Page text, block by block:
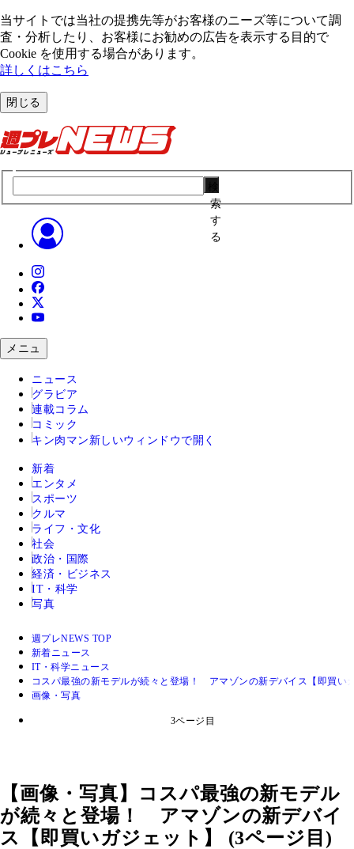
当サイトでは当社の提携先等がお客様のニーズ等について調
査・分析したり、お客様にお勧めの広告を表⽰する⽬的で
Cookie を使⽤する場合があります。
詳しくはこちら
閉じる
索
す
る
メニュ
ニュース
グラビア
連載コラム
コミック
キン肉マン 新しいウィンドウで開く
新着
エンタメ
スポーツ
クルマ
ライフ・文化
社会
政治・国際
経済・ビジネス
IT・科学
写真
週プレNEWS TOP
新着ニュース
IT・科学ニュース
コスパ最強の新モデルが続々と登場！ アマゾンの新デバイス【即買い
画像・写真
3ページ目
【画像・写真】コスパ最強の新モデル
が続々と登場！ アマゾンの新デバイ
ス【即買いガジェット】 (3ページ目)